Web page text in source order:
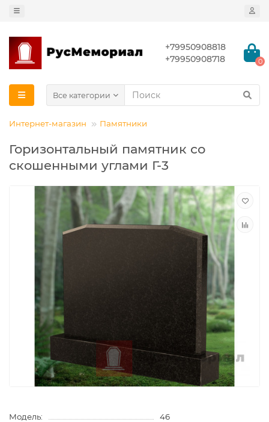
+79950908818
+79950908718
0
Все категории
Интернет-магазин Памятники
Горизонтальный памятник со
скошенными углами Г-3
Модель: 46